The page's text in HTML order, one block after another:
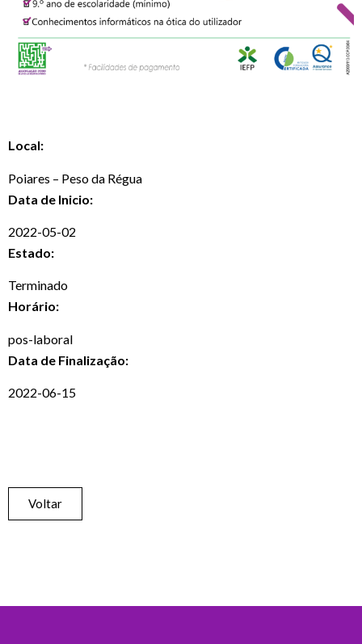
Local:
Poiares – Peso da Régua
Data de Inicio:
2022-05-02
Estado:
Terminado
Horário:
pos-laboral
Data de Finalização:
2022-06-15
Voltar